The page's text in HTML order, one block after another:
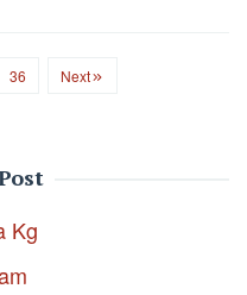
36 Next
Kg